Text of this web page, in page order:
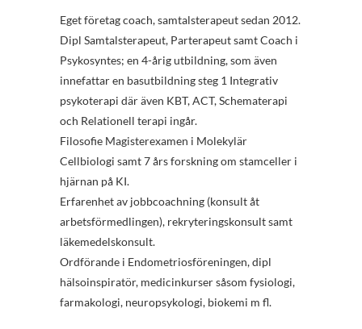
Eget företag coach, samtalsterapeut sedan 2012.
Dipl Samtalsterapeut, Parterapeut samt Coach i
Psykosyntes; en 4-årig utbildning, som även
innefattar en basutbildning steg 1 Integrativ
psykoterapi där även KBT, ACT, Schematerapi
och Relationell terapi ingår.
Filosofie Magisterexamen i Molekylär
Cellbiologi samt 7 års forskning om stamceller i
hjärnan på KI.
Erfarenhet av jobbcoachning (konsult åt
arbetsförmedlingen), rekryteringskonsult samt
läkemedelskonsult.
Ordförande i Endometriosföreningen, dipl
hälsoinspiratör, medicinkurser såsom fysiologi,
farmakologi, neuropsykologi, biokemi m fl.